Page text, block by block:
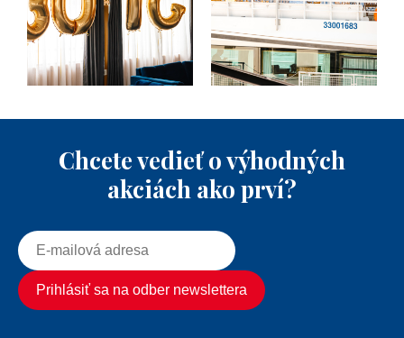
Chcete vedieť o výhodných
akciách ako prví?